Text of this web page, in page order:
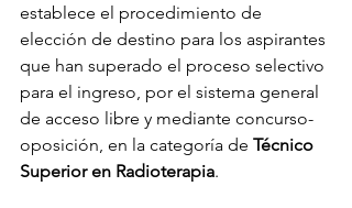
establece el procedimiento de
elección de destino para los aspirantes
que han superado el proceso selectivo
para el ingreso, por el sistema general
de acceso libre y mediante concurso-
oposición, en la categoría de Técnico
Superior en Radioterapia.